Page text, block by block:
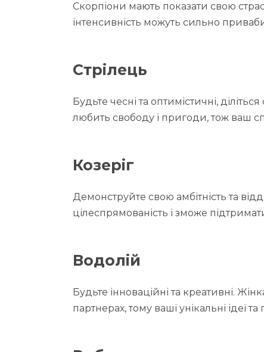
Скорпіони мають показати свою
інтенсивність можуть сильно
Стрілець
Будьте чесні та оптимістичні,
любить свободу і пригоди, тож ваш
Козеріг
Демонструйте свою амбітність та
цілеспрямованість і зможе
Водолій
Будьте інноваційні та креативні.
партнерах, тому ваші унікальні ідеї